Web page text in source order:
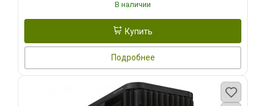
В наличии
Купить
Подробнее